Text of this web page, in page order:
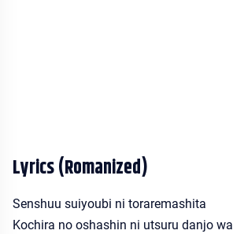
Lyrics (Romanized)
Senshuu suiyoubi ni toraremashita
Kochira no oshashin ni utsuru danjo wa